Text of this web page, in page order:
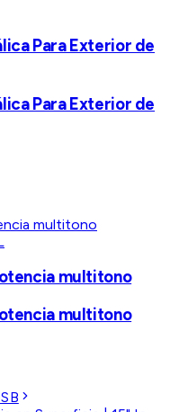
Para Exterior de
Para Exterior de
multitono
multitono